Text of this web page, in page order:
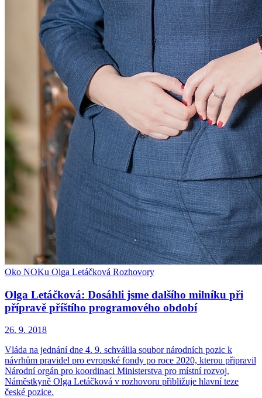
Oko NOKu Olga Letáčková Rozhovory
Olga Letáčková: Dosáhli jsme dalšího milníku při
přípravě příštího programového období
26. 9. 2018
Vláda na jednání dne 4. 9. schválila soubor národních pozic k
návrhům pravidel pro evropské fondy po roce 2020, kterou připravil
Národní orgán pro koordinaci Ministerstva pro místní rozvoj.
Náměstkyně Olga Letáčková v rozhovoru přibližuje hlavní teze
české pozice.